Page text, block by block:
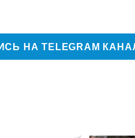
НА TELEGRAM